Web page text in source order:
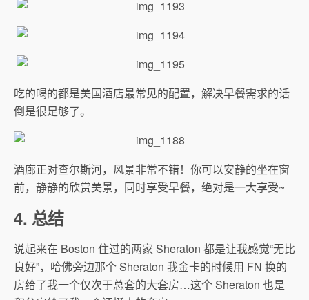
吃的喝的都是美国酒店最常见的配置，解决早餐需求的话
倒是很足够了。
酒廊正对查尔斯河，风景非常不错！你可以安静的坐在窗
前，静静的欣赏美景，同时享受早餐，绝对是一大享受~
4. 总结
说起来在 Boston 住过的两家 Sheraton 都是让我感觉“无比
良好”，哈佛旁边那个 Sheraton 我金卡的时候用 FN 换的
房给了我一个仅次于总套的大套房…这个 Sheraton 也是